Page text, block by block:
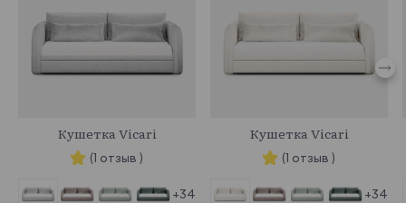
Кушетка Vicari
(1 отзыв )
+34
Кушетка Vicari
(1 отзыв )
+34